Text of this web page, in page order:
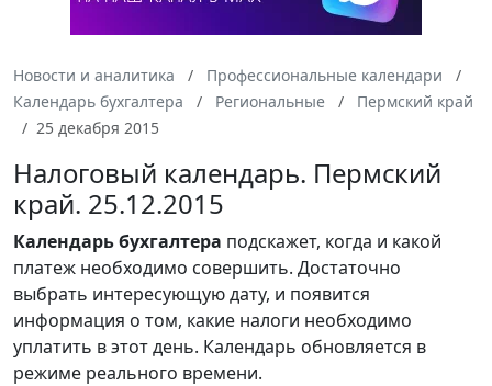
Новости и аналитика
Профессиональные календари
Календарь бухгалтера
Региональные
Пермский край
25 декабря 2015
Налоговый календарь. Пермский
край. 25.12.2015
Календарьбухгалтера подскажет, когда и какой
платеж необходимо совершить. Достаточно
выбрать интересующую дату, и появится
информация о том, какие налоги необходимо
уплатить в этот день. Календарь обновляется в
режиме реального времени.